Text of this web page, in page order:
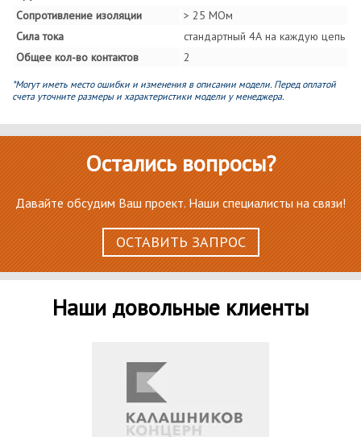
Сопротивление изоляции
> 25 МОм
Сила тока
стандартный 4А на каждую цепь
Общее кол-во контактов
2
*Могут иметь место ошибки и изменения в описании модели. Перед оплатой
счета уточните размеры и характеристики модели у менеджера.
Остались вопросы?
Давайте обсудим Ваш проект. Наши специалисты на связи!
ОСТАВИТЬ ЗАПРОС
Наши довольные клиенты